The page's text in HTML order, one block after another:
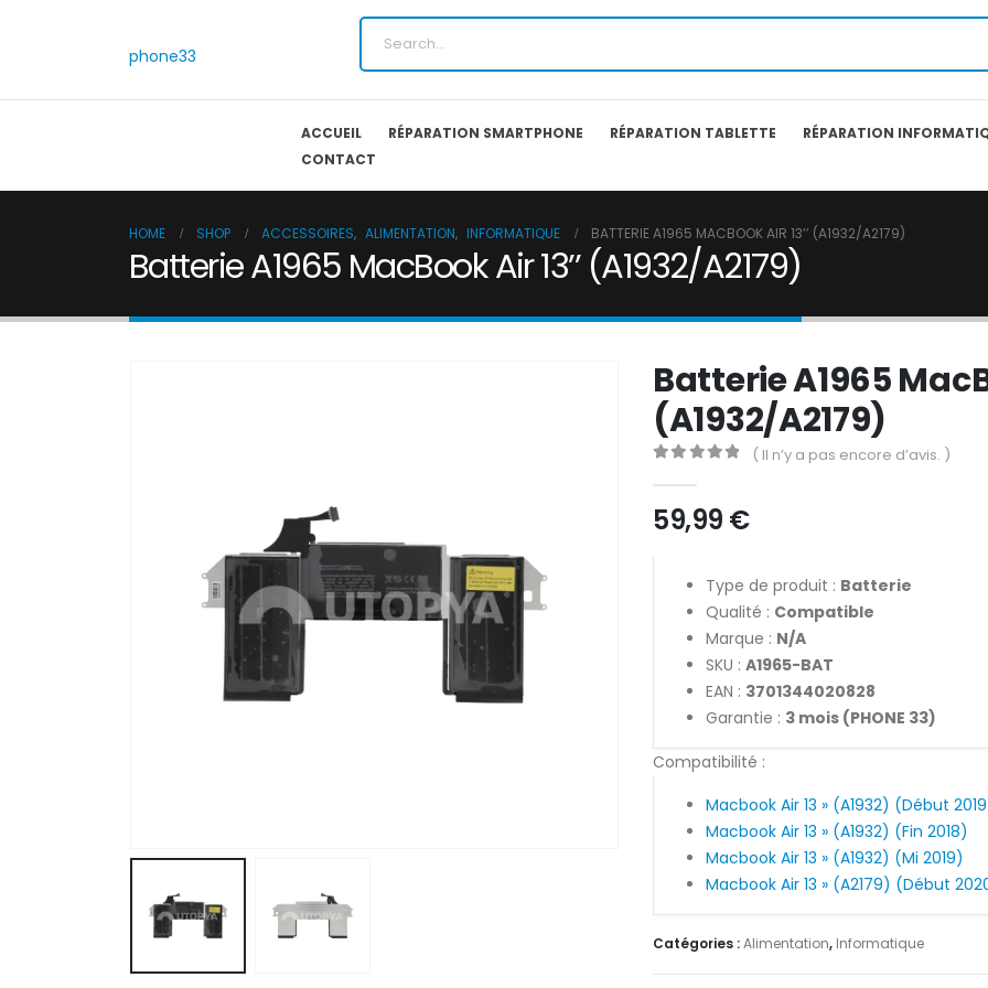
phone33
ACCUEIL RÉPARATION SMARTPHONE RÉPARATION TABLETTE
RÉPARATION
CONTACT
HOME SHOP ACCESSOIRES, ALIMENTATION, INFORMATIQUE BATTERIE A1965 MACBOOK AIR 13’’ (A1932/A2179)
Batterie A1965 MacBook Air 13’’ (A1932/A2179)
Batterie A1965
(A1932/A2179)
( Il n’y a pas encore d’avis. )
59,99 €
Type de produit : Batterie
Qualité : Compatible
Marque : N/A
SKU : A1965-BAT
EAN : 3701344020828
Garantie : 3 mois (PHONE 33)
Compatibilité :
Macbook Air 13 » (A1932) (Début
Macbook Air 13 » (A1932) (Fin 2018)
Macbook Air 13 » (A1932) (Mi 2019)
Macbook Air 13 » (A2179) (Début
Catégories :Alimentation, Informatique